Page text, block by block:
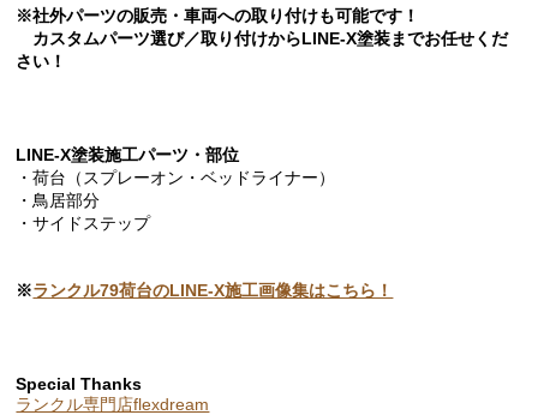
※社外パーツの販売・車両への取り付けも可能です！
カスタムパーツ選び／取り付けからLINE-X塗装までお任せくだ
さい！
LINE-X塗装施工パーツ・部位
・荷台（スプレーオン・ベッドライナー）
・鳥居部分
・サイドステップ
※ランクル79荷台のLINE-X施工画像集はこちら！
Special Thanks
ランクル専門店flexdream